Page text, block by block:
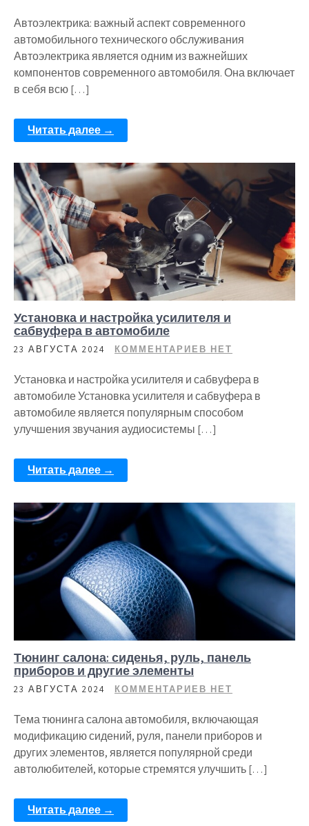
Автоэлектрика: важный аспект современного
автомобильного технического обслуживания
Автоэлектрика является одним из важнейших
компонентов современного автомобиля. Она включает
в себя всю […]
Читать далее →
Установка и настройка усилителя и
сабвуфера в автомобиле
23 АВГУСТА 2024 КОММЕНТАРИЕВ НЕТ
Установка и настройка усилителя и сабвуфера в
автомобиле Установка усилителя и сабвуфера в
автомобиле является популярным способом
улучшения звучания аудиосистемы […]
Читать далее →
Тюнинг салона: сиденья, руль, панель
приборов и другие элементы
23 АВГУСТА 2024 КОММЕНТАРИЕВ НЕТ
Тема тюнинга салона автомобиля, включающая
модификацию сидений, руля, панели приборов и
других элементов, является популярной среди
автолюбителей, которые стремятся улучшить […]
Читать далее →